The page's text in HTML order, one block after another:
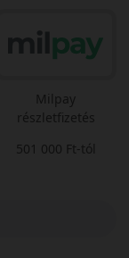
Milpay
részletfizetés
501 000 Ft-tól